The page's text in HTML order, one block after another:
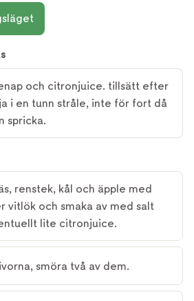
och citronjuice. tillsätt efter
i en tunn stråle, inte för fort då
spricka.
renstek, kål och äpple med
vitlök och smaka av med salt
lite citronjuice.
smöra två av dem.